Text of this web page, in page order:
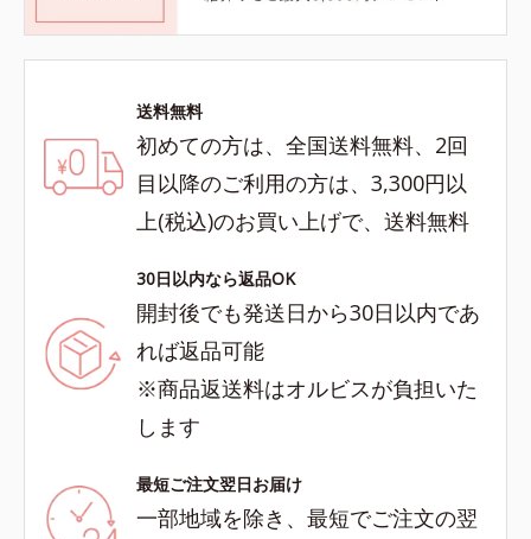
送料無料
初めての方は、全国送料無料、2回
目以降のご利用の方は、3,300円以
上(税込)のお買い上げで、送料無料
30日以内なら返品OK
開封後でも発送日から30日以内であ
れば返品可能
※商品返送料はオルビスが負担いた
します
最短ご注文翌日お届け
一部地域を除き、最短でご注文の翌